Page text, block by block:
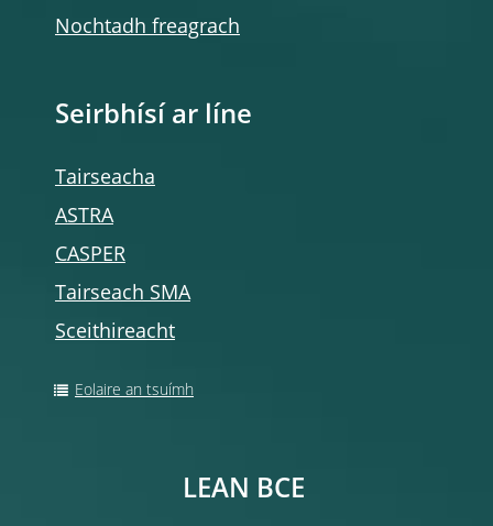
Nochtadh freagrach
Seirbhísí ar líne
Tairseacha
ASTRA
CASPER
Tairseach SMA
Sceithireacht
Eolaire an tsuímh
LEAN BCE